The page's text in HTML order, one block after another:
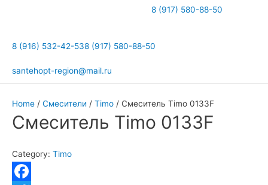
8 (917) 580-88-50
8 (916) 532-42-538 (917) 580-88-50
santehopt-region@mail.ru
Home / Смесители / Timo / Смеситель Timo 0133F
Смеситель Timo 0133F
Category: Timo